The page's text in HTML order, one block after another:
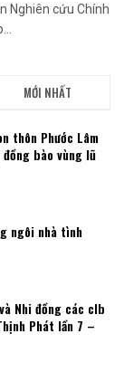
Nghiên cứu Chính
MỚI NHẤT
thôn Phước Lâm
bào vùng lũ
ngôi nhà tình
Nhi đồng các clb
Phát lần 7 –